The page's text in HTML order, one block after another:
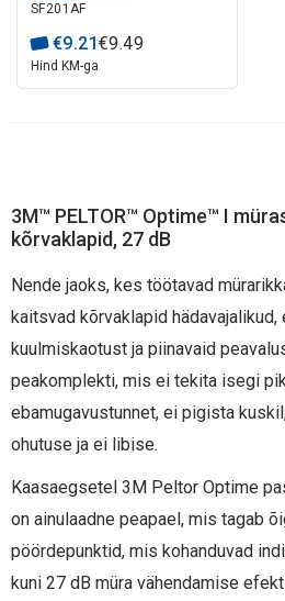
kriimustus-/uduvastane,
läbipaistvad,
SF201AS/AF-EU, 20/
ümbris
SF201AF
€9.21€9.49
Hind KM-ga
3M™ PELTOR™ Optime™ I
kõrvaklapid, 27 dB
Nende jaoks, kes töötavad
kaitsvad kõrvaklapid
kuulmiskaotust ja piinavaid
peakomplekti, mis ei tekita isegi
ebamugavustunnet, ei pigista
ohutuse ja ei libise.
Kaasaegsetel 3M Peltor Optime
on ainulaadne peapael, mis tagab
pöördepunktid, mis kohanduvad
kuni 27 dB müra vähendamise